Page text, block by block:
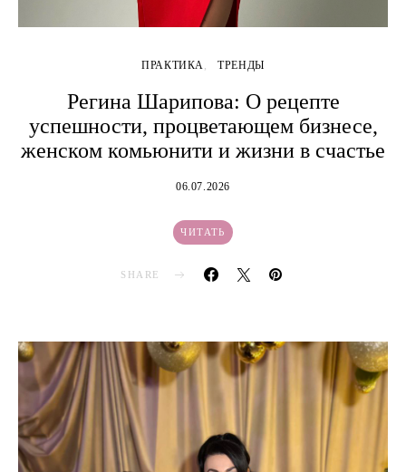
ПРАКТИКА ТРЕНДЫ
Регина Шарипова: О рецепте
успешности, процветающем бизнесе,
женском комьюнити и жизни в счастье
06.07.2026
ЧИТАТЬ
SHARE